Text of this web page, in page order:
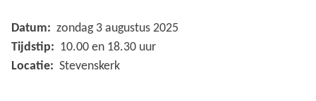
Datum: zondag 3 augustus 2025
Tijdstip: 10.00 en 18.30 uur
Locatie: Stevenskerk